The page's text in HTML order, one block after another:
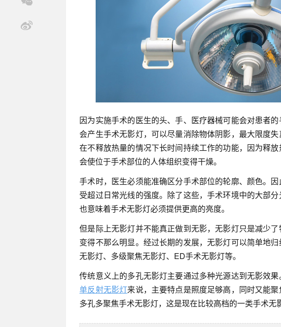
因为实施手术的医生的头、手、医疗器械可能会对患者
会产生手术无影灯，可以尽量消除物体阴影，最大限度
在不释放热量的情况下长时间持续工作的功能，因为释
会使位于手术部位的人体组织变得干燥。
手术时，医生必须能准确区分手术部位的轮廓、颜色。
受超过日常光线的强度。除了这些，手术环境中的大部
也意味着手术无影灯必须提供更高的亮度。
但是际上无影灯并不能真正做到无影，无影灯只是减少
变得不那么明显。经过长期的发展，无影灯可以简单地
无影灯、多级聚焦无影灯、ED手术无影灯等。
传统意义上的多孔无影灯主要通过多种光源达到无影效
单反射无影灯来说，主要特点是照度足够高，同时又能
多孔多聚焦手术无影灯，这是现在比较高档的一类手术无